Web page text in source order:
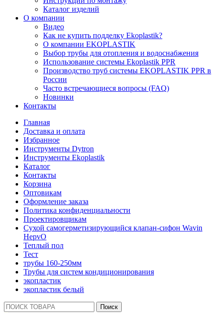
Каталог изделий
О компании
Видео
Как не купить подделку Ekoplastik?
О компании EKOPLASTIK
Выбор трубы для отопления и водоснабжения
Использование системы Ekoplastik PPR
Производство труб системы EKOPLASTIK PPR в
России
Часто встречающиеся вопросы (FAQ)
Новинки
Контакты
Главная
Доставка и оплата
Избранное
Инструменты Dytron
Инструменты Ekoplastik
Каталог
Контакты
Корзина
Оптовикам
Оформление заказа
Политика конфиденциальности
Проектировщикам
Сухой самогерметизирующийся клапан-сифон Wavin
HepvO
Теплый пол
Тест
трубы 160-250мм
Трубы для систем кондиционирования
экопластик
экопластик белый
Поиск:
Поиск